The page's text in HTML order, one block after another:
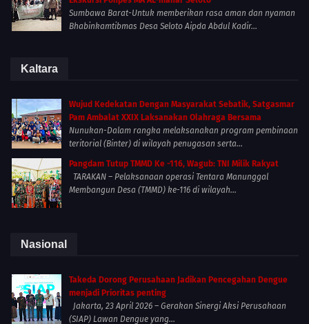
Sumbawa Barat-Untuk memberikan rasa aman dan nyaman
Bhabinkamtibmas Desa Seloto Aipda Abdul Kadir...
Kaltara
Wujud Kedekatan Dengan Masyarakat Sebatik, Satgasmar
Pam Ambalat XXIX Laksanakan Olahraga Bersama
Nunukan-Dalam rangka melaksanakan program pembinaan
teritorial (Binter) di wilayah penugasan serta...
Pangdam Tutup TMMD Ke -116, Wagub: TNI Milik Rakyat
TARAKAN – Pelaksanaan operasi Tentara Manunggal
Membangun Desa (TMMD) ke-116 di wilayah...
Nasional
Takeda Dorong Perusahaan Jadikan Pencegahan Dengue
menjadi Prioritas penting
Jakarta, 23 April 2026 – Gerakan Sinergi Aksi Perusahaan
(SIAP) Lawan Dengue yang...